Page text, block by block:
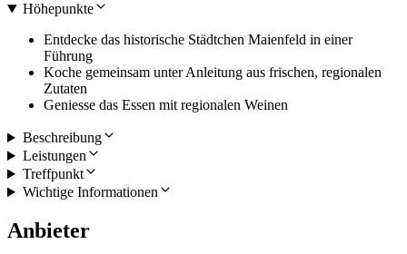
Höhepunkte
Entdecke das historische Städtchen Maienfeld in einer
Führung
Koche gemeinsam unter Anleitung aus frischen, regionalen
Zutaten
Geniesse das Essen mit regionalen Weinen
Beschreibung
Leistungen
Treffpunkt
Wichtige Informationen
Anbieter